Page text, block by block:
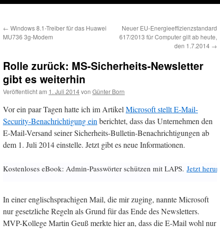
← Windows 8.1-Treiber für das Huawei
MU736 3g-Modem
Neuer EU-Energieeffizienzstandard
617/2013 für Computer gilt ab heute,
den 1.7.2014 →
Rolle zurück: MS-Sicherheits-Newsletter
gibt es weiterhin
Veröffentlicht am 1. Juli 2014von Günter Born
Vor ein paar Tagen hatte ich im ArtikelMicrosoft stellt E-Mail-
Security-Benachrichtigung einberichtet, dass das Unternehmen den
E-Mail-Versand seiner Sicherheits-Bulletin-Benachrichtigungen ab
dem 1. Juli 2014 einstelle. Jetzt gibt es neue Informationen.
Kostenloses eBook: Admin-Passwörter schützen mit LAPS. Jetzt
In einer englischsprachigen Mail, die mir zuging, nannte Microsoft
nur gesetzliche Regeln als Grund für das Ende des Newsletters.
MVP-Kollege Martin Geuß merkte hier an, dass die E-Mail wohl nur